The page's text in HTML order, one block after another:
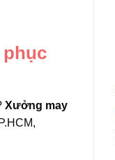
phục
Xưởng may